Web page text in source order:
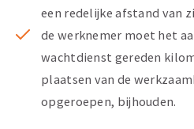
een redelijke afstand van
de werknemer moet het
wachtdienst gereden
plaatsen van de
opgeroepen, bijhouden.